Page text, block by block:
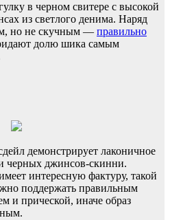
в черном свитере с высокой
из светлого денима. Наряд
но не скучным — правильно
долю шика самым
демонстрирует лаконичное
черных джинсов-скинни.
интересную фактуру, такой
поддержать правильным
и прической, иначе образ